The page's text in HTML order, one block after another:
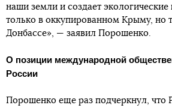
наши земли и создает
только в оккупированном Крыму, но
Донбассе», — заявил Порошенко.
О позиции международной
России
Порошенко еще раз подчеркнул, что